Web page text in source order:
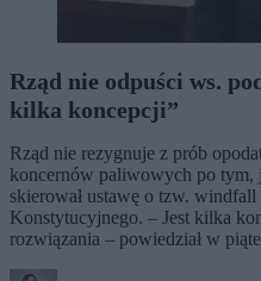
Rząd nie odpuści ws.
kilka koncepcji”
Rząd nie rezygnuje z prób
koncernów paliwowych po
skierował ustawę o tzw. windfall
Konstytucyjnego. – Jest kilka
rozwiązania – powiedział w